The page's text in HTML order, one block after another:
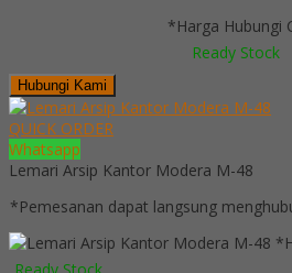
*Harga Hubungi
Ready Stock
Hubungi Kami
QUICK ORDER
Whatsapp
Lemari Arsip Kantor Modera M-48
*Pemesanan dapat langsung
Ready Stock